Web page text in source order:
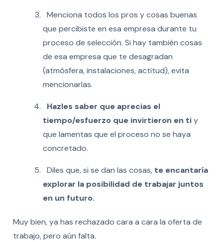
Menciona todos los pros y cosas buenas
que percibiste en esa empresa durante tu
proceso de selección. Si hay también cosas
de esa empresa que te desagradan
(atmósfera, instalaciones, actitud), evita
mencionarlas.
Hazles saber que aprecias el
tiempo/esfuerzo que invirtieron en tiy
que lamentas que el proceso no se haya
concretado.
Diles que, si se dan las cosas, te encantaría
explorar la posibilidad de trabajar juntos
en un futuro.
Muy bien, ya has rechazado cara a cara la oferta de
trabajo, pero aún falta.